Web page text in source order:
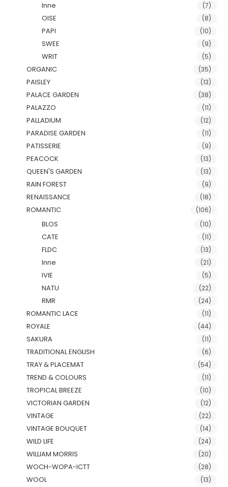
Inne (7)
OISE (8)
PAPI (10)
SWEE (9)
WRIT (5)
ORGANIC (35)
PAISLEY (13)
PALACE GARDEN (38)
PALAZZO (11)
PALLADIUM (12)
PARADISE GARDEN (11)
PATISSERIE (9)
PEACOCK (13)
QUEEN'S GARDEN (13)
RAIN FOREST (9)
RENAISSANCE (18)
ROMANTIC (106)
BLOS (10)
CATE (11)
FLDC (13)
Inne (21)
IVIE (5)
NATU (22)
RMR (24)
ROMANTIC LACE (11)
ROYALE (44)
SAKURA (11)
TRADITIONAL ENGLISH (6)
TRAY & PLACEMAT (54)
TREND & COLOURS (11)
TROPICAL BREEZE (10)
VICTORIAN GARDEN (12)
VINTAGE (22)
VINTAGE BOUQUET (14)
WILD LIFE (24)
WILLIAM MORRIS (20)
WOCH-WOPA-ICTT (28)
WOOL (13)